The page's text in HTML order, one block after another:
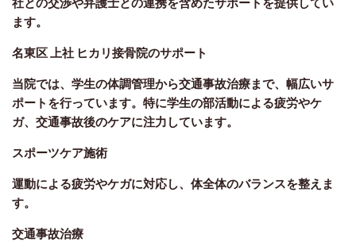
ます。
名東区 上社 ヒカリ接骨院のサポート
当院では、学生の体調管理から交通事故治療まで、幅広いサ
ポートを行っています。特に学生の部活動による疲労やケ
ガ、交通事故後のケアに注力しています。
スポーツケア施術
運動による疲労やケガに対応し、体全体のバランスを整えま
す。
交通事故治療